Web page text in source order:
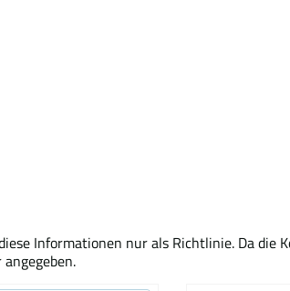
Informationen nur als Richtlinie. Da die